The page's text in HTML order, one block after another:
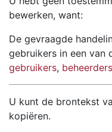
bewerken, want:
De gevraagde
gebruikers in een van
gebruikers, beheerders
U kunt de brontekst
kopiëren.